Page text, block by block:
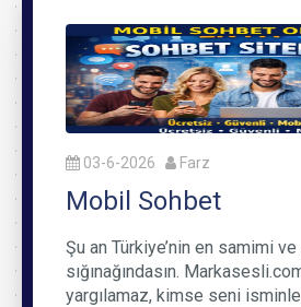
03-6-2026 Farz
Mobil Sohbet
Şu an Türkiye’nin en samimi
sığınağındasın.
yargılamaz, kimse seni